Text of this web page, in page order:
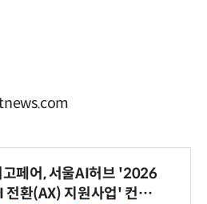
고페어, 서울AI허브 '2026
전환(AX) 지원사업' 컨소